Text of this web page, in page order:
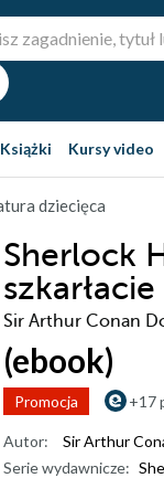
Książki Kursy video
dziecięca
Sherlock
szkarłacie
Sir Arthur Conan
(ebook)
Promocja +17
Autor:
Sir Arthur
Serie wydawnicze: